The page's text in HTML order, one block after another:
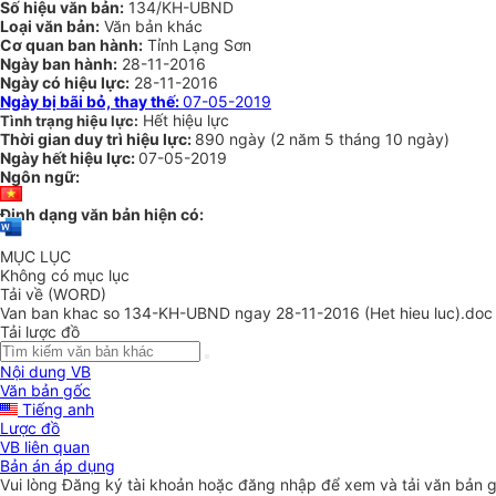
Số hiệu văn bản: 134/KH-UBND
Loại văn bản: Văn bản khác
Cơ quan ban hành: Tỉnh Lạng Sơn
Ngày ban hành: 28-11-2016
Ngày có hiệu lực: 28-11-2016
Ngày bị bãi bỏ, thay thế:07-05-2019
Tình trạng hiệu lực: Hết hiệu lực
Thời gian duy trì hiệu lực: 890 ngày (2 năm 5 tháng 10 ngày)
Ngày hết hiệu lực:07-05-2019
Ngôn ngữ:
Định dạng văn bản hiện có:
MỤC LỤC
Không có mục lục
Tải về (WORD)
Van ban khac so 134-KH-UBND ngay 28-11-2016 (Het hieu luc).doc
Tải lược đồ
Nội dung VB
Văn bản gốc
Tiếng anh
Lược đồ
VB liên quan
Bản án áp dụng
Vui lòngĐăng ký tài khoản hoặc đăng nhập để xem và tải văn bản